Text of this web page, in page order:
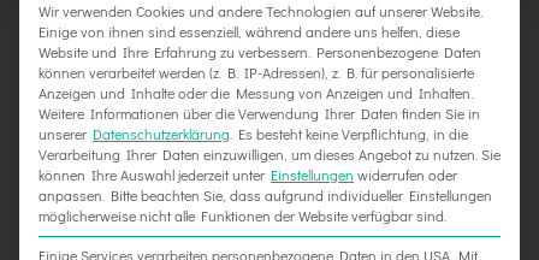
Image steigern – Sichtbarkeit erhöhen
Wir verwenden Cookies und andere Technologien auf unserer Website.
Einige von ihnen sind essenziell, während andere uns helfen, diese
Website und Ihre Erfahrung zu verbessern. Personenbezogene Daten
können verarbeitet werden (z. B. IP-Adressen), z. B. für personalisierte
Anzeigen und Inhalte oder die Messung von Anzeigen und Inhalten.
Weitere Informationen über die Verwendung Ihrer Daten finden Sie in
unserer Datenschutzerklärung Es besteht keine Verpflichtung, in die
Verarbeitung Ihrer Daten einzuwilligen, um dieses Angebot zu nutzen. Sie
können Ihre Auswahl jederzeit unter Einstellungen widerrufen oder
anpassen. Bitte beachten Sie, dass aufgrund individueller Einstellungen
möglicherweise nicht alle Funktionen der Website verfügbar sind.
Einige Services verarbeiten personenbezogene Daten in den USA. Mit